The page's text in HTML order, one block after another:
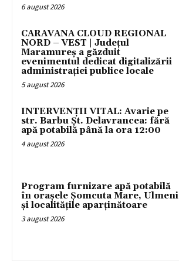
6 august 2026
CARAVANA CLOUD REGIONAL
NORD – VEST | Județul
Maramureș a găzduit
evenimentul dedicat digitalizării
administrației publice locale
5 august 2026
INTERVENȚII VITAL: Avarie pe
str. Barbu Șt. Delavrancea: fără
apă potabilă până la ora 12:00
4 august 2026
Program furnizare apă potabilă
în orașele Șomcuta Mare, Ulmeni
și localitățile aparținătoare
3 august 2026